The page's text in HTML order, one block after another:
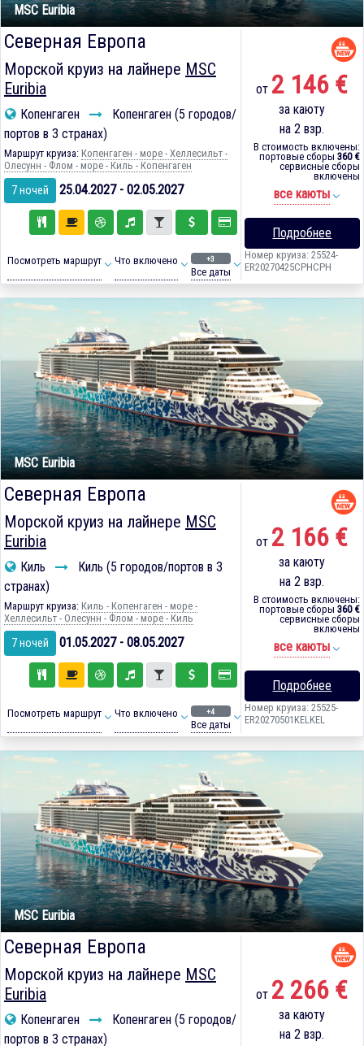
MSC Euribia
Северная Европа
Морской круиз на лайнере MSC
Euribia
Копенгаген
Копенгаген (5 городов/
портов в 3 странах)
Маршрут круиза: Копенгаген - море - Хеллесильт -
Олесунн - Флом - море - Киль - Копенгаген
7 ночей 25.04.2027 - 02.05.2027
Посмотреть маршрут Что включено +3
Все даты
от 2 146 €
за каюту
на 2 взр.
В стоимость включены:
портовые сборы 360 €
сервисные сборы
включены
все каюты
Подробнее
Номер круиза: 25524-
ER20270425CPHCPH
MSC Euribia
Северная Европа
Морской круиз на лайнере MSC
Euribia
Киль
Киль (5 городов/портов в 3
странах)
Маршрут круиза: Киль - Копенгаген - море -
Хеллесильт - Олесунн - Флом - море - Киль
7 ночей 01.05.2027 - 08.05.2027
Посмотреть маршрут Что включено +4
Все даты
от 2 166 €
за каюту
на 2 взр.
В стоимость включены:
портовые сборы 360 €
сервисные сборы
включены
все каюты
Подробнее
Номер круиза: 25525-
ER20270501KELKEL
MSC Euribia
Северная Европа
Морской круиз на лайнере MSC
Euribia
Копенгаген
Копенгаген (5 городов/
портов в 3 странах)
от 2 266 €
за каюту
на 2 взр.